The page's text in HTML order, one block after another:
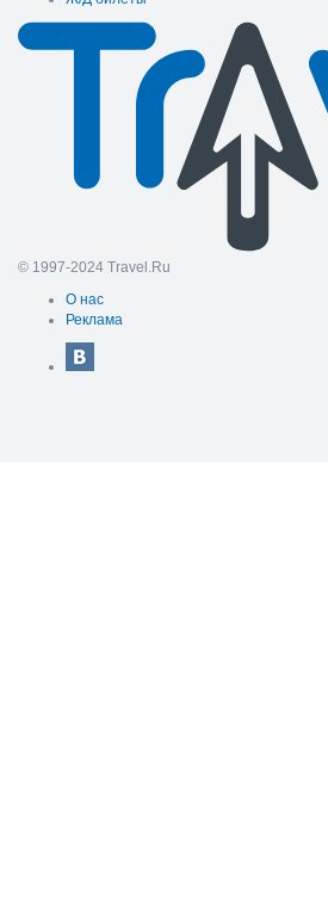
© 1997-2024 Travel.Ru
О нас
Реклама